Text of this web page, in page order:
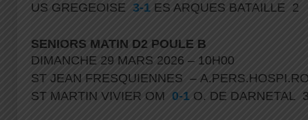
US GREGEOISE 3-1 ES ARQUES BATAILLE 2
SENIORS MATIN D2 POULE B
DIMANCHE 29 MARS 2026 – 10H00
ST JEAN FRESQUIENNES –
ST MARTIN VIVIER OM 0-1 O. DE DARNETAL